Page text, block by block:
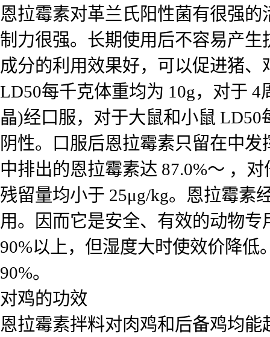
恩拉霉素对革兰氏阳性菌有很强
制力很强。长期使用后不容易产
成分的利用效果好，可以促进猪
LD50每千克体重均为 10g，对于
晶)经口服，对于大鼠和小鼠
阴性。口服后恩拉霉素只留在中
中排出的恩拉霉素达 87.0%～ ，
残留量均小于 25μg/kg。恩拉霉素
用。因而它是安全、有效的动物
90%以上，但湿度大时使效价降
90%。
对鸡的功效
恩拉霉素拌料对肉鸡和后备鸡均能